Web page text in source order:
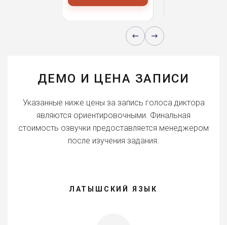
ДЕМО И ЦЕНА ЗАПИСИ
Указанные ниже цены за запись голоса диктора
являются ориентировочными. Финальная
стоимость озвучки предоставляется менеджером
после изучения задания.
ЛАТЫШСКИЙ ЯЗЫК